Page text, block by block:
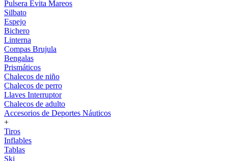
Pulsera Evita Mareos
Silbato
Espejo
Bichero
Linterna
Compas Brujula
Bengalas
Prismáticos
Chalecos de niño
Chalecos de perro
Llaves Interruptor
Chalecos de adulto
Accesorios de Deportes Náuticos
+
Tiros
Inflables
Tablas
Ski